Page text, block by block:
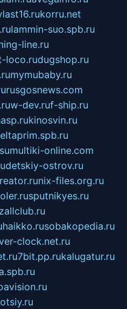
korru.net
lammin-suo.spb.ru
line.ru
loco.rudugshop.ru
mymubaby.ru
rusgosnews.com
w-dev.ruf-ship.ru
kinosvin.ru
multiki-online.com
detskiy-ostrov.ru
nix-files.org.ru
sputnikyes.ru
zallclub.ru
haikko.rusobakopedia.ru
clock.net.ru
7bit.pp.rukalugatur.ru